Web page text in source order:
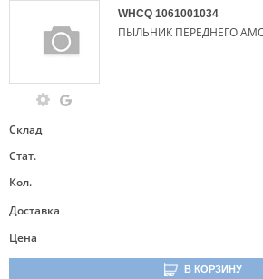
WHCQ 1061001034
ПЫЛЬНИК ПЕРЕДНЕГО
Склад
Стат.
Кол.
Доставка
Цена
В КОРЗИНУ